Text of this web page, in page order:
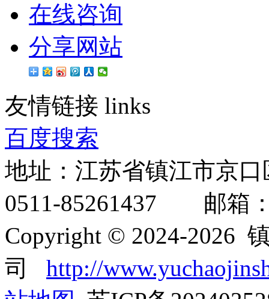
在线咨询
分享网站
友情链接 links
百度搜索
地址：江苏省镇江市京
0511-85261437 邮箱：
Copyright © 2024-2026
司 http://